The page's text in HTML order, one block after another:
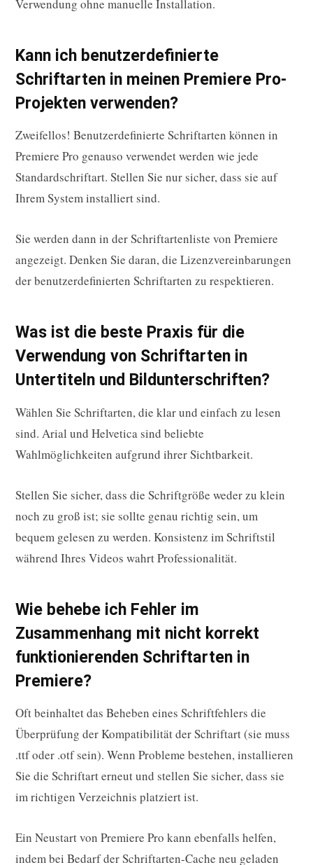
Verwendung ohne manuelle Installation.
Kann ich benutzerdefinierte
Schriftarten in meinen Premiere Pro-
Projekten verwenden?
Zweifellos! Benutzerdefinierte Schriftarten können in
Premiere Pro genauso verwendet werden wie jede
Standardschriftart. Stellen Sie nur sicher, dass sie auf
Ihrem System installiert sind.
Sie werden dann in der Schriftartenliste von Premiere
angezeigt. Denken Sie daran, die Lizenzvereinbarungen
der benutzerdefinierten Schriftarten zu respektieren.
Was ist die beste Praxis für die
Verwendung von Schriftarten in
Untertiteln und Bildunterschriften?
Wählen Sie Schriftarten, die klar und einfach zu lesen
sind. Arial und Helvetica sind beliebte
Wahlmöglichkeiten aufgrund ihrer Sichtbarkeit.
Stellen Sie sicher, dass die Schriftgröße weder zu klein
noch zu groß ist; sie sollte genau richtig sein, um
bequem gelesen zu werden. Konsistenz im Schriftstil
während Ihres Videos wahrt Professionalität.
Wie behebe ich Fehler im
Zusammenhang mit nicht korrekt
funktionierenden Schriftarten in
Premiere?
Oft beinhaltet das Beheben eines Schriftfehlers die
Überprüfung der Kompatibilität der Schriftart (sie muss
.ttf oder .otf sein). Wenn Probleme bestehen, installieren
Sie die Schriftart erneut und stellen Sie sicher, dass sie
im richtigen Verzeichnis platziert ist.
Ein Neustart von Premiere Pro kann ebenfalls helfen,
indem bei Bedarf der Schriftarten-Cache neu geladen